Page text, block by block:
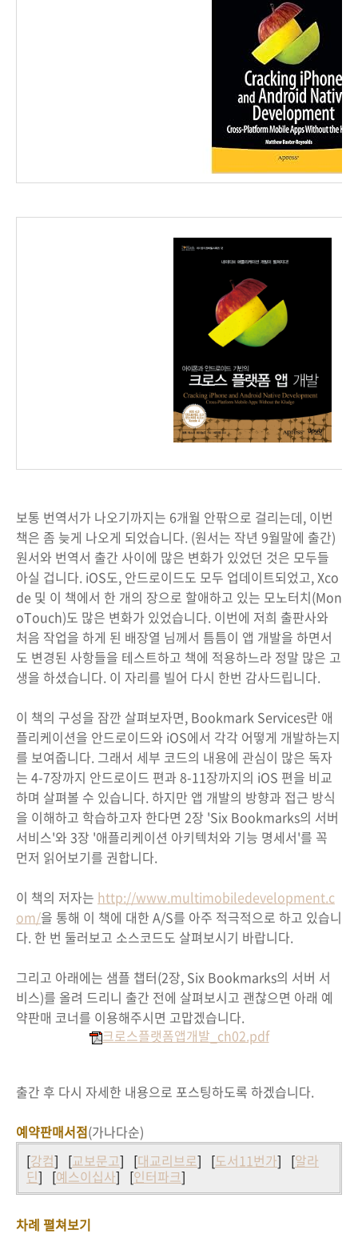
보통 번역서가 나오기까지는 6개월 안팎으로 걸리는데, 이번
책은 좀 늦게 나오게 되었습니다. (원서는 작년 9월말에 출간)
원서와 번역서 출간 사이에 많은 변화가 있었던 것은 모두들
아실 겁니다. iOS도, 안드로이드도 모두 업데이트되었고, Xco
de 및 이 책에서 한 개의 장으로 할애하고 있는 모노터치(Mon
oTouch)도 많은 변화가 있었습니다. 이번에 저희 출판사와
처음 작업을 하게 된 배장열 님께서 틈틈이 앱 개발을 하면서
도 변경된 사항들을 테스트하고 책에 적용하느라 정말 많은 고
생을 하셨습니다. 이 자리를 빌어 다시 한번 감사드립니다.
이 책의 구성을 잠깐 살펴보자면, Bookmark Services란 애
플리케이션을 안드로이드와 iOS에서 각각 어떻게 개발하는지
를 보여줍니다. 그래서 세부 코드의 내용에 관심이 많은 독자
는 4-7장까지 안드로이드 편과 8-11장까지의 iOS 편을 비교
하며 살펴볼 수 있습니다. 하지만 앱 개발의 방향과 접근 방식
을 이해하고 학습하고자 한다면 2장 'Six Bookmarks의 서버
서비스'와 3장 '애플리케이션 아키텍처와 기능 명세서'를 꼭
먼저 읽어보기를 권합니다.
이 책의 저자는 http://www.multimobiledevelopment.c
om/을 통해 이 책에 대한 A/S를 아주 적극적으로 하고 있습니
다. 한 번 둘러보고 소스코드도 살펴보시기 바랍니다.
그리고 아래에는 샘플 챕터(2장, Six Bookmarks의 서버 서
비스)를 올려 드리니 출간 전에 살펴보시고 괜찮으면 아래 예
약판매 코너를 이용해주시면 고맙겠습니다.
크로스플랫폼앱개발_ch02.pdf
출간 후 다시 자세한 내용으로 포스팅하도록 하겠습니다.
예약판매서점(가나다순)
[강컴] [교보문고] [대교리브로] [도서11번가] [알라
딘] [예스이십사] [인터파크]
차례 펼쳐보기